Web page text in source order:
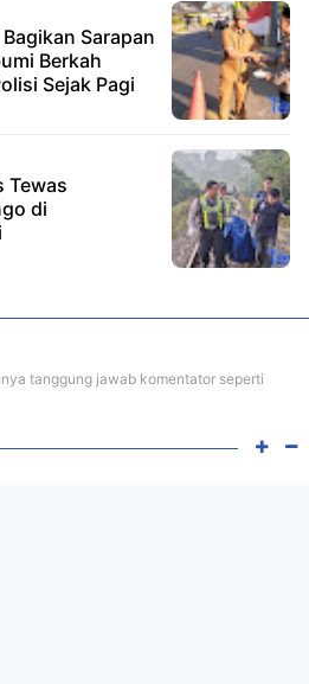
Sarapan
Berkah
Sejak Pagi
Tewas
di
tanggung jawab komentator seperti